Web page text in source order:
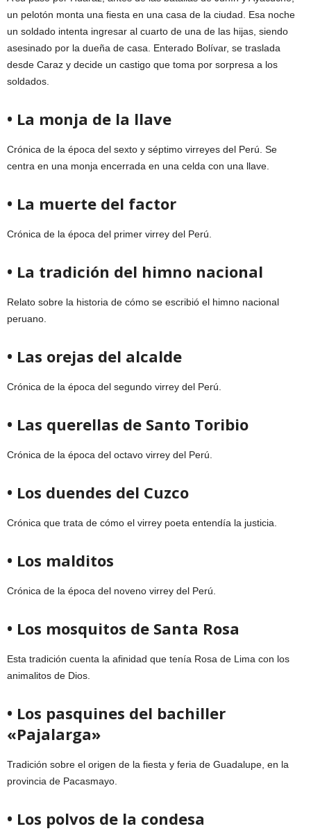
un pelotón monta una fiesta en una casa de la ciudad. Esa noche
un soldado intenta ingresar al cuarto de una de las hijas, siendo
asesinado por la dueña de casa. Enterado Bolívar, se traslada
desde Caraz y decide un castigo que toma por sorpresa a los
soldados.
• La monja de la llave
Crónica de la época del sexto y séptimo virreyes del Perú. Se
centra en una monja encerrada en una celda con una llave.
• La muerte del factor
Crónica de la época del primer virrey del Perú.
• La tradición del himno nacional
Relato sobre la historia de cómo se escribió el himno nacional
peruano.
• Las orejas del alcalde
Crónica de la época del segundo virrey del Perú.
• Las querellas de Santo Toribio
Crónica de la época del octavo virrey del Perú.
• Los duendes del Cuzco
Crónica que trata de cómo el virrey poeta entendía la justicia.
• Los malditos
Crónica de la época del noveno virrey del Perú.
• Los mosquitos de Santa Rosa
Esta tradición cuenta la afinidad que tenía Rosa de Lima con los
animalitos de Dios.
• Los pasquines del bachiller
«Pajalarga»
Tradición sobre el origen de la fiesta y feria de Guadalupe, en la
provincia de Pacasmayo.
• Los polvos de la condesa